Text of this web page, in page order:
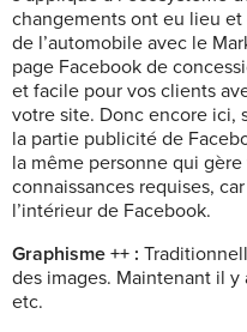
changements ont eu lieu et
de l’automobile avec le
page Facebook de
et facile pour vos clients
votre site. Donc encore ici,
la partie publicité de
la même personne qui
connaissances requises,
l’intérieur de Facebook.
Graphisme ++ :
des images. Maintenant il
etc.